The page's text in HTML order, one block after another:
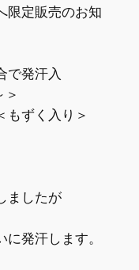
限定販売のお知
発汗入
もずく入り＞
したが
汗します。